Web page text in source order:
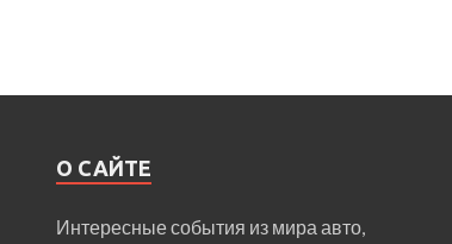
О САЙТЕ
Интересные события из мира авто,